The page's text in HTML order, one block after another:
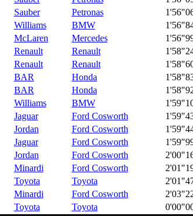
Sauber Petronas
Williams BMW
McLaren Mercedes
Renault Renault
Renault Renault
BAR Honda
BAR Honda
Williams BMW
Jaguar Ford Cosworth
Jordan Ford Cosworth
Jaguar Ford Cosworth
Jordan Ford Cosworth
Minardi Ford Cosworth
Toyota Toyota
Minardi Ford Cosworth
Toyota Toyota